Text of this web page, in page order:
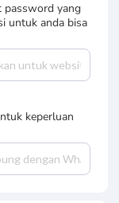
password yang
untuk anda bisa
keperluan